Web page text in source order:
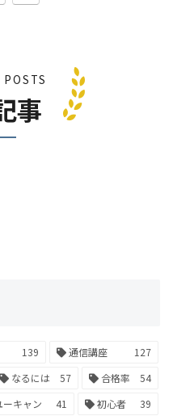
事
139 通信講座
127
なるには 57 合格率
54
ーキャン 41 初心者
39